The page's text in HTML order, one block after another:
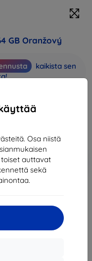
Osa niistä
auttavat
sekä
GB Oranžový
kaikista sen
Lisää
ostoskoriin